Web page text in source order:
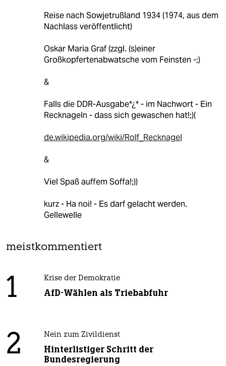
Reise nach Sowjetrußland 1934 (1974, aus dem
Nachlass veröffentlicht)
Oskar Maria Graf (zzgl. (s)einer
Großkopfertenabwatsche vom Feinsten -;)
&
Falls die DDR-Ausgabe*¿* - im Nachwort - Ein
Recknageln - dass sich gewaschen hat!;)(
de.wikipedia.org/wiki/Rolf_Recknagel
&
Viel Spaß auffem Soffa!;))
kurz - Ha noi! - Es darf gelacht werden.
Gellewelle
meistkommentiert
1 Krise der Demokratie
AfD-Wählen als Triebabfuhr
2 Nein zum Zivildienst
Hinterlistiger Schritt der
Bundesregierung